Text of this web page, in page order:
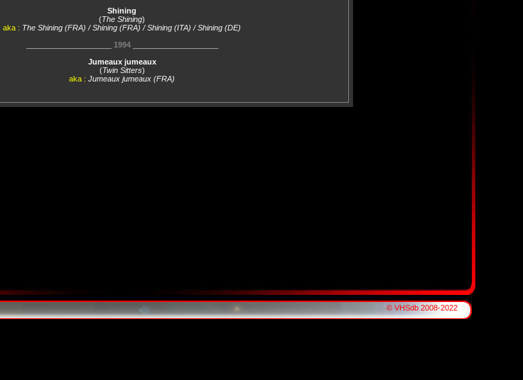
Shining
(The Shining)
aka : The Shining (FRA) / Shining (FRA) / Shining (ITA) / Shining (DE)
1994____________________
Jumeaux jumeaux
(Twin Sitters)
aka : Jumeaux jumeaux (FRA)
© VHSdb 2008-2022